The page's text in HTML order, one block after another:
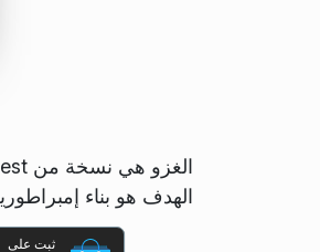
الهدف هو بناء
ثبت على